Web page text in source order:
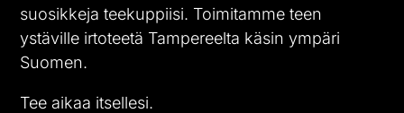
suosikkeja teekuppiisi. Toimitamme teen
ystäville irtoteetä Tampereelta käsin ympäri
Suomen.
Tee aikaa itsellesi.